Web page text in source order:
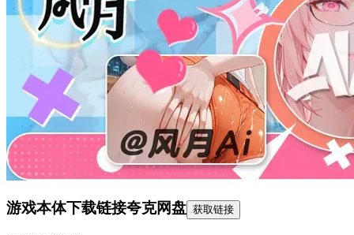
游戏本体下载链接夸克网盘 获取链接